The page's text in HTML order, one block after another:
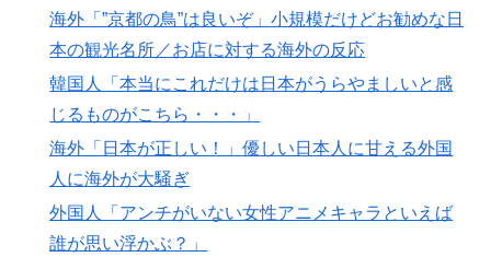
▶ ワイの作った卵豆腐にいくら出せる？
▶ 【海外の反応】“新タナスコ”のディアスが地雷すぎる件
「大谷と山本だけしかまともな契約がない…」
▶
「これ以上続けるならケーキは無しだよ」娘のロウソク
を何度も吹き消した7歳、その日だけ皿が回ってこなか
った
▶
韓国人「日本の柴犬くん散歩中の暑さに耐えられなかっ
た結果」
海外「”京都の鳥”は良いぞ」小規模だけどお勧めな日
本の観光名所／お店に対する海外の反応
韓国人「本当にこれだけは日本がうらやましいと感
じるものがこちら・・・」
海外「日本が正しい！」優しい日本人に甘える外国
人に海外が大騒ぎ
外国人「アンチがいない女性アニメキャラといえば
誰が思い浮かぶ？」